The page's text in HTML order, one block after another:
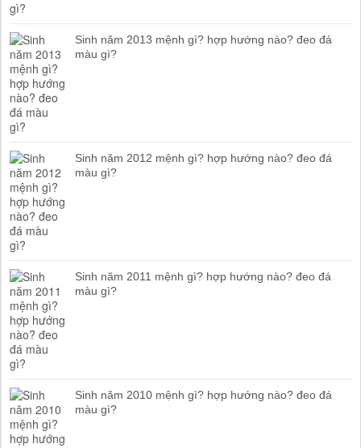
Sinh năm 2013 mệnh gì? hợp hướng nào? đeo đá
màu gì?
Sinh năm 2012 mệnh gì? hợp hướng nào? đeo đá
màu gì?
Sinh năm 2011 mệnh gì? hợp hướng nào? đeo đá
màu gì?
Sinh năm 2010 mệnh gì? hợp hướng nào? đeo đá
màu gì?